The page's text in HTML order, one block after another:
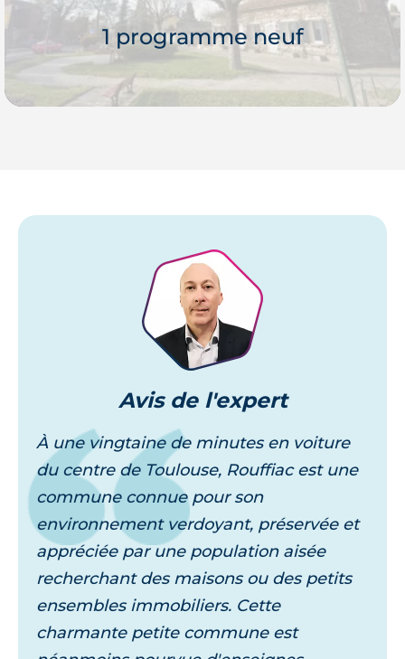
1 programme neuf
Je découvre
Avisde l'expert
À une vingtaine de minutes en voiture
du centre de Toulouse, Rouffiac est une
commune connue pour son
environnement verdoyant, préservée et
appréciée par une population aisée
recherchant des maisons ou des petits
ensembles immobiliers. Cette
charmante petite commune est